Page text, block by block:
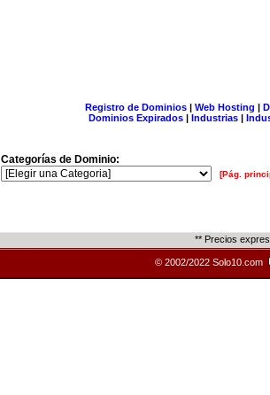
Registro de Dominios| Web Hosting |
Dominios Expirados | Industrias |
Categorías de Dominio:
[Pág.
** Precios
© 2002/2022 Solo10.com